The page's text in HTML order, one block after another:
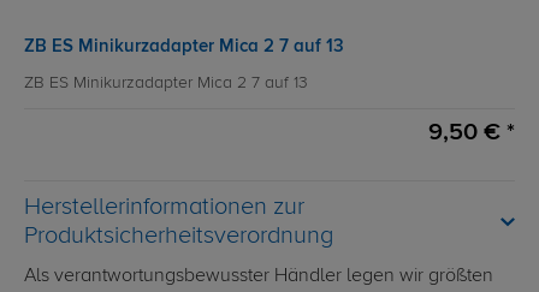
ZB ES Minikurzadapter Mica 2 7 auf 13
ZB ES Minikurzadapter Mica 2 7 auf 13
9,50 € *
Herstellerinformationen zur
Produktsicherheitsverordnung
Als verantwortungsbewusster Händler legen wir größten